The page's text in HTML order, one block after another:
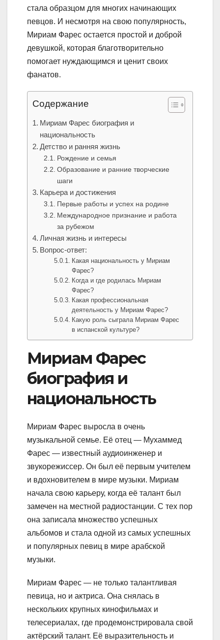
стала образцом для многих начинающих
певцов. И несмотря на свою популярность,
Мириам Фарес остается простой и доброй
девушкой, которая благотворительно
помогает нуждающимся и ценит своих
фанатов.
Содержание
Мириам Фарес биография и
национальность
Детство и ранняя жизнь
Рождение и семья
Образование и ранние творческие
шаги
Карьера и достижения
Первые работы и успех на родине
Международное признание и работа
за рубежом
Личная жизнь и интересы
Вопрос-ответ:
Какая национальность у Мириам
Фарес?
Когда и где родилась Мириам
Фарес?
Какая профессиональная
деятельность у Мириам Фарес?
Какую роль сыграла Мириам Фарес
в испанской культуре?
Мириам Фарес
биография и
национальность
Мириам Фарес выросла в очень
музыкальной семье. Её отец — Мухаммед
Фарес — известный аудиоинженер и
звукорежиссер. Он был её первым учителем
и вдохновителем в мире музыки. Мириам
начала свою карьеру, когда её талант был
замечен на местной радиостанции. С тех пор
она записала множество успешных
альбомов и стала одной из самых успешных
и популярных певиц в мире арабской
музыки.
Мириам Фарес — не только талантливая
певица, но и актриса. Она снялась в
нескольких крупных кинофильмах и
телесериалах, где продемонстрировала свой
актёрский талант. Её выразительность и